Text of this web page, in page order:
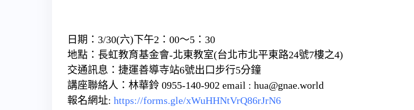
日期：3/30(六)下午2：00～5：30
地點：長虹教育基金會-北東教室(台北市北平東路24號7樓之4)
交通訊息：捷運善導寺站6號出口步行5分鐘
講座聯絡人：林華鈴 0955-140-902 email : hua@gnae.world
報名網址: https://forms.gle/xWuHHNtVrQ86rJrN6